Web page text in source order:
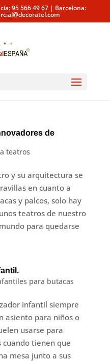
95 566 49 67 | Barcelona:
de
teatros
y su arquitectura se
en cuanto a
y palcos, solo hay
teatros de nuestro
para quedarse
para butacas
infantil siempre
asiento para niños o
usarse para
tienen que
mesa junto a sus